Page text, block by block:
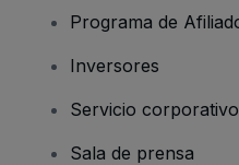
Programa de
Inversores
Servicio corporativo
Sala de prensa